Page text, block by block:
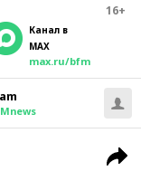
16+
Канал в
MAX
max.ru/bfm